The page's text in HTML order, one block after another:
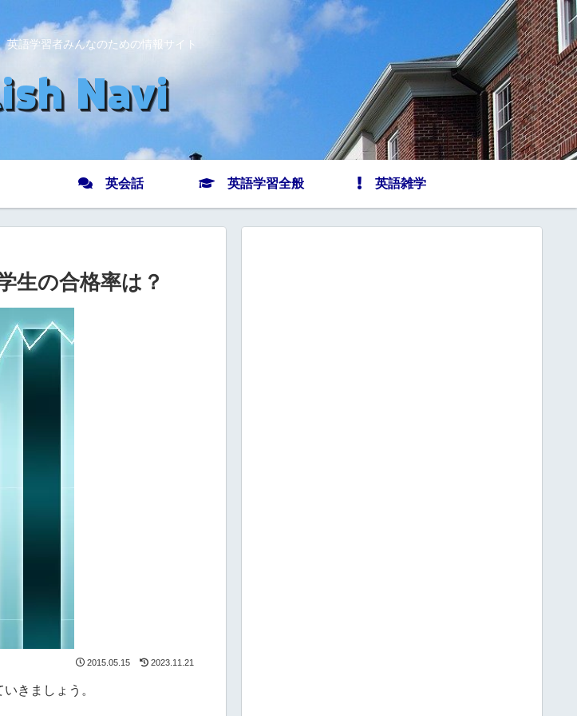
英語学習者みんなのための情報サイト
英会話 英語学習全般 英語雑学
生の合格率は？
2015.05.15 2023.11.21
きましょう。